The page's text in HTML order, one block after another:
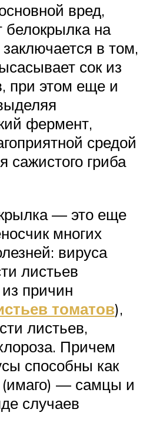
вред,
белокрылка на
в том,
сок из
при этом еще и
фермент,
средой
сажистого гриба
— это еще
многих
вируса
листьев
причин
томатов),
листьев,
Причем
способны как
— самцы и
случаев